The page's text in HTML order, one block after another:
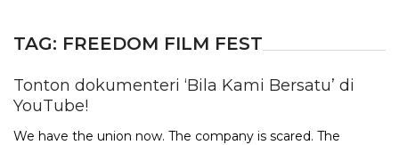
TAG: FREEDOM FILM FEST
Tonton dokumenteri ‘Bila Kami Bersatu’ di
YouTube!
We have the union now. The company is scared. The